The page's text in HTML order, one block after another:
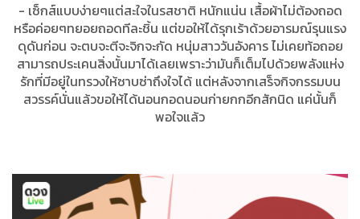
- เซ็กส์แบบง่ายๆแต่สะใจในรสชาติ หนักแน่น เสื้อผ้าไม่ต้องถอด
หรือค่อยๆทยอยถอดทีละชิ้น แต่ขอให้ได้รุกเร้าด้วยอารมณ์รุนแรง
ดุดันก่อน จะตบจะตีจะจิกจะกัด หนุ่มสาววันอังคาร ไม่เคยท้อถอย
สามารถประเคนสิ่งนั้นมาได้เลยเพราะว่ามันก็เต็มไปด้วยพลังแห่ง
รักที่มีอยู่ในทรวงให้ซาบซ่าถึงใจได้ แต่หลังจากเสร็จกิจกรรมบน
สวรรค์นั่นแล้วขอให้ได้นอนกอดนอนก่ายกกอีกสักนิด แค่นั้นก็
พอใจแล้ว